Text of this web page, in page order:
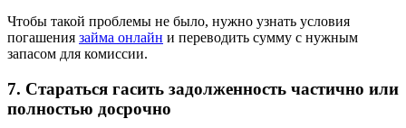
Чтобы такой проблемы не было, нужно узнать условия
погашения займа онлайн и переводить сумму с нужным
запасом для комиссии.
7. Стараться гасить задолженность частично или
полностью досрочно